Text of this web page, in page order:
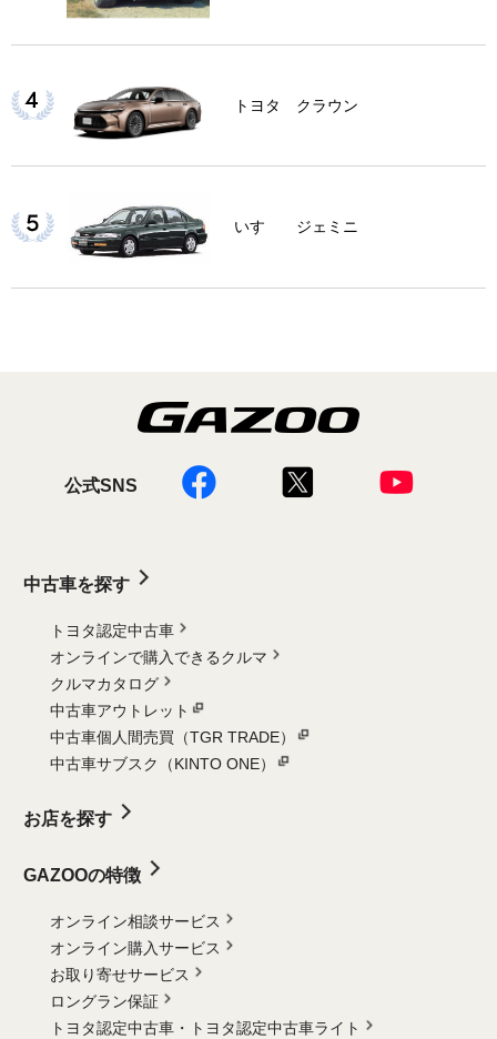
トヨタ クラウン
いすゞ ジェミニ
公式SNS
中古車を探す
トヨタ認定中古車
オンラインで購入できるクルマ
クルマカタログ
中古車アウトレット
中古車個人間売買（TGR TRADE）
中古車サブスク（KINTO ONE）
お店を探す
GAZOOの特徴
オンライン相談サービス
オンライン購入サービス
お取り寄せサービス
ロングラン保証
トヨタ認定中古車・
トヨタ認定中古車ライト